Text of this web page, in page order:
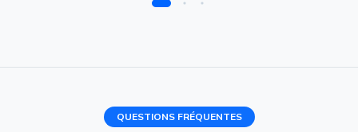
QUESTIONS FRÉQUENTES